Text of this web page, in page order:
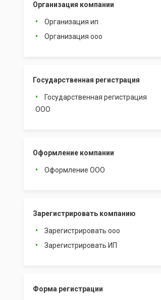
Организация компании
Организация ип
Организация ооо
Государственная регистрация
Государственная регистрация
ООО
Оформление компании
Оформление ООО
Зарегистрировать компанию
Зарегистрировать ооо
Зарегистрировать ИП
Форма регистрации